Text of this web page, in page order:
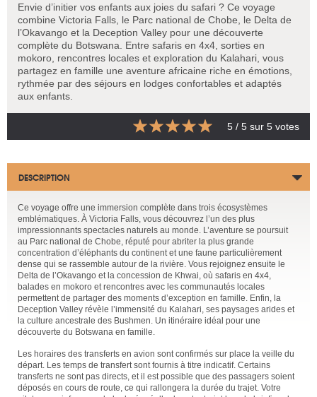
Envie d’initier vos enfants aux joies du safari ? Ce voyage
combine Victoria Falls, le Parc national de Chobe, le Delta de
l’Okavango et la Deception Valley pour une découverte
complète du Botswana. Entre safaris en 4x4, sorties en
mokoro, rencontres locales et exploration du Kalahari, vous
partagez en famille une aventure africaine riche en émotions,
rythmée par des séjours en lodges confortables et adaptés
aux enfants.
5 / 5 sur 5 votes
DESCRIPTION
Ce voyage offre une immersion complète dans trois écosystèmes
emblématiques. À Victoria Falls, vous découvrez l’un des plus
impressionnants spectacles naturels au monde. L’aventure se poursuit
au Parc national de Chobe, réputé pour abriter la plus grande
concentration d’éléphants du continent et une faune particulièrement
dense qui se rassemble autour de la rivière. Vous rejoignez ensuite le
Delta de l’Okavango et la concession de Khwai, où safaris en 4x4,
balades en mokoro et rencontres avec les communautés locales
permettent de partager des moments d’exception en famille. Enfin, la
Deception Valley révèle l’immensité du Kalahari, ses paysages arides et
la culture ancestrale des Bushmen. Un itinéraire idéal pour une
découverte du Botswana en famille.
Les horaires des transferts en avion sont confirmés sur place la veille du
départ. Les temps de transfert sont fournis à titre indicatif. Certains
transferts ne sont pas directs, et il est possible que des passagers soient
déposés en cours de route, ce qui rallongera la durée du trajet. Votre